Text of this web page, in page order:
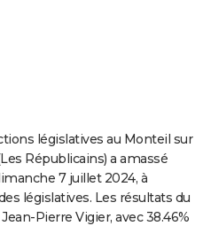
législatives au Monteil sur
Républicains) a amassé
7 juillet 2024, à
législatives. Les résultats du
Pierre Vigier, avec 38.46%